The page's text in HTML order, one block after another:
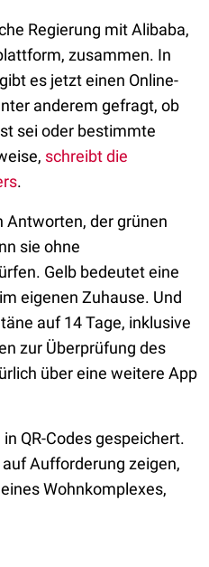
Regierung mit Alibaba,
zusammen. In
es jetzt einen Online-
anderem gefragt, ob
sei oder bestimmte
schreibt die
.
Antworten, der grünen
sie ohne
Gelb bedeutet eine
eigenen Zuhause. Und
auf 14 Tage, inklusive
zur Überprüfung des
über eine weitere App
QR-Codes gespeichert.
Aufforderung zeigen,
Wohnkomplexes,